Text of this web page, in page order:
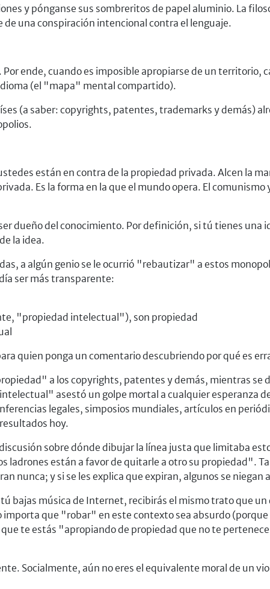
y pónganse sus sombreritos de papel aluminio. La
una conspiración intencional contra el lenguaje.
. Por ende, cuando es imposible apropiarse de un territorio,
(el "mapa" mental compartido).
(a saber: copyrights, patentes, trademarks y demás)
están en contra de la propiedad privada. Alcen la
Es la forma en la que el mundo opera. El
dueño del conocimiento. Por definición, si tú tienes una
la idea.
a algún genio se le ocurrió "rebautizar" a estos
ser más transparente:
"propiedad intelectual"), son propiedad
quien ponga un comentario descubriendo por qué es
a los copyrights, patentes y demás, mientras se
asestó un golpe mortal a cualquier esperanza
legales, simposios mundiales, artículos en
hoy.
sobre dónde dibujar la línea justa que limitaba
están a favor de quitarle a otro su propiedad".
nunca; y si se les explica que expiran, algunos se niegan
bajas música de Internet, recibirás el mismo trato que
importa que "robar" en este contexto sea absurdo
te estás "apropiando de propiedad que no te
Socialmente, aún no eres el equivalente moral de un